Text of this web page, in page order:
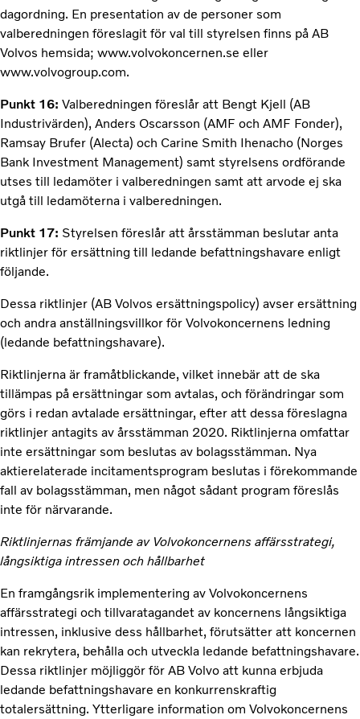
dagordning. En presentation av de personer som
valberedningen föreslagit för val till styrelsen finns på AB
Volvos hemsida; www.volvokoncernen.se eller
www.volvogroup.com.
Punkt 16: Valberedningen föreslår att Bengt Kjell (AB
Industrivärden), Anders Oscarsson (AMF och AMF Fonder),
Ramsay Brufer (Alecta) och Carine Smith Ihenacho (Norges
Bank Investment Management) samt styrelsens ordförande
utses till ledamöter i valberedningen samt att arvode ej ska
utgå till ledamöterna i valberedningen.
Punkt 17: Styrelsen föreslår att årsstämman beslutar anta
riktlinjer för ersättning till ledande befattningshavare enligt
följande.
Dessa riktlinjer (AB Volvos ersättningspolicy) avser ersättning
och andra anställningsvillkor för Volvokoncernens ledning
(ledande befattningshavare).
Riktlinjerna är framåtblickande, vilket innebär att de ska
tillämpas på ersättningar som avtalas, och förändringar som
görs i redan avtalade ersättningar, efter att dessa föreslagna
riktlinjer antagits av årsstämman 2020. Riktlinjerna omfattar
inte ersättningar som beslutas av bolagsstämman. Nya
aktierelaterade incitamentsprogram beslutas i förekommande
fall av bolagsstämman, men något sådant program föreslås
inte för närvarande.
Riktlinjernas främjande av Volvokoncernens affärsstrategi,
långsiktiga intressen och hållbarhet
En framgångsrik implementering av Volvokoncernens
affärsstrategi och tillvaratagandet av koncernens långsiktiga
intressen, inklusive dess hållbarhet, förutsätter att koncernen
kan rekrytera, behålla och utveckla ledande befattningshavare.
Dessa riktlinjer möjliggör för AB Volvo att kunna erbjuda
ledande befattningshavare en konkurrenskraftig
totalersättning. Ytterligare information om Volvokoncernens